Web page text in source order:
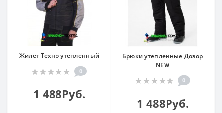
Жилет Техно утепленный
0
1 488Руб.
Брюки утепленные Дозор
NEW
0
1 488Руб.